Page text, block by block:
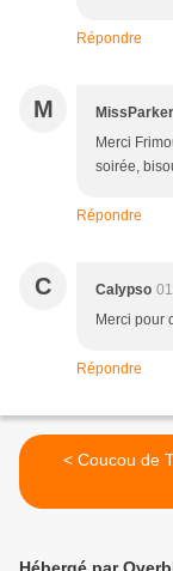
Répondre
M MissParker
Merci
soirée,
Répondre
C Calypso
Merci pour
Répondre
< Coucou de